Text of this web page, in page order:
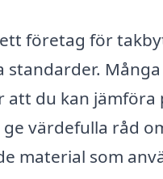
företag för
att du kan
ge värdefulla råd
material som